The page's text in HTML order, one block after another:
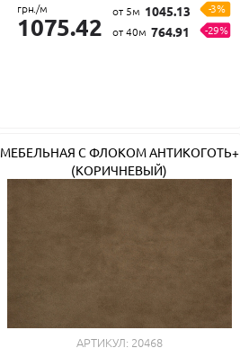
грн./м
1075.42
от 5м 1045.13
-3%
от 40м 764.91 -29%
МЕБЕЛЬНАЯ С ФЛОКОМ АНТИКОГОТЬ+
(КОРИЧНЕВЫЙ)
АРТИКУЛ: 20468